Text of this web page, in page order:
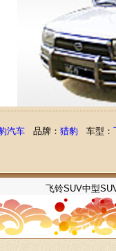
汽车品牌： 猎豹 车型：
飞铃SUV中型